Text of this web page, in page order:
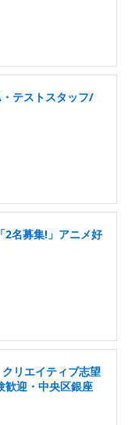
テストスタッフ/
2名募集!」アニメ好
リエイティブ志望
歓迎・中央区銀座